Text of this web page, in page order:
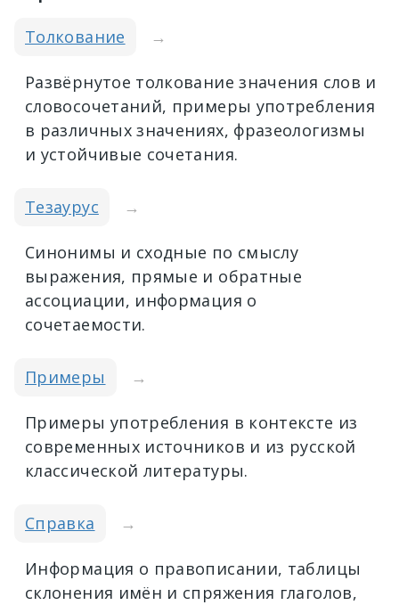
Толкование →
Развёрнутое толкование значения слов и
словосочетаний, примеры употребления
в различных значениях, фразеологизмы
и устойчивые сочетания.
Тезаурус →
Синонимы и сходные по смыслу
выражения, прямые и обратные
ассоциации, информация о
сочетаемости.
Примеры →
Примеры употребления в контексте из
современных источников и из русской
классической литературы.
Справка →
Информация о правописании, таблицы
склонения имён и спряжения глаголов,